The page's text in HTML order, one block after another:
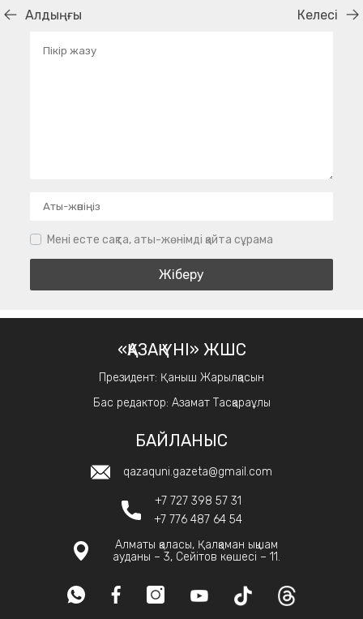
Алдыңғы Келесі
Мені есте сақта, аты-жөнімді қайта сұрама
«ҚАЗАҚ ҮНІ» ЖШС
Президент: Қаныш Жарылқасын
Бас редактор: Азамат Тасқараұлы
БАЙЛАНЫС
qazaquni.gazeta@gmail.com
+7 727 398 57 31
+7 776 487 64 54
Алматы қаласы, Қалқаман ықшам
ауданы – 3, Сейітов көшесі – 11.